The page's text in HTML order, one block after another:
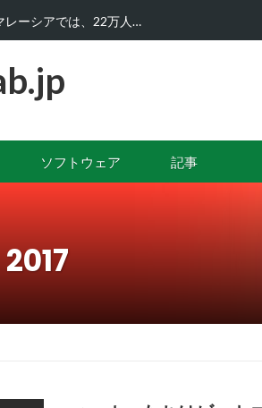
ッカーたちはビットコイ…
ソフトウェア 記事